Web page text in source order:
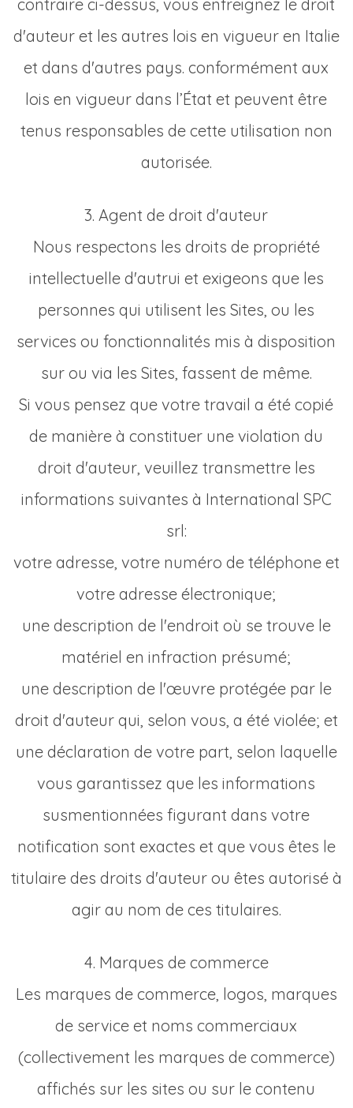
contraire ci-dessus, vous enfreignez le droit
d'auteur et les autres lois en vigueur en Italie
et dans d'autres pays. conformément aux
lois en vigueur dans l’État et peuvent être
tenus responsables de cette utilisation non
autorisée.
3. Agent de droit d'auteur
Nous respectons les droits de propriété
intellectuelle d'autrui et exigeons que les
personnes qui utilisent les Sites, ou les
services ou fonctionnalités mis à disposition
sur ou via les Sites, fassent de même.
Si vous pensez que votre travail a été copié
de manière à constituer une violation du
droit d'auteur, veuillez transmettre les
informations suivantes à International SPC
srl:
votre adresse, votre numéro de téléphone et
votre adresse électronique;
une description de l'endroit où se trouve le
matériel en infraction présumé;
une description de l'œuvre protégée par le
droit d'auteur qui, selon vous, a été violée; et
une déclaration de votre part, selon laquelle
vous garantissez que les informations
susmentionnées figurant dans votre
notification sont exactes et que vous êtes le
titulaire des droits d'auteur ou êtes autorisé à
agir au nom de ces titulaires.
4. Marques de commerce
Les marques de commerce, logos, marques
de service et noms commerciaux
(collectivement les marques de commerce)
affichés sur les sites ou sur le contenu